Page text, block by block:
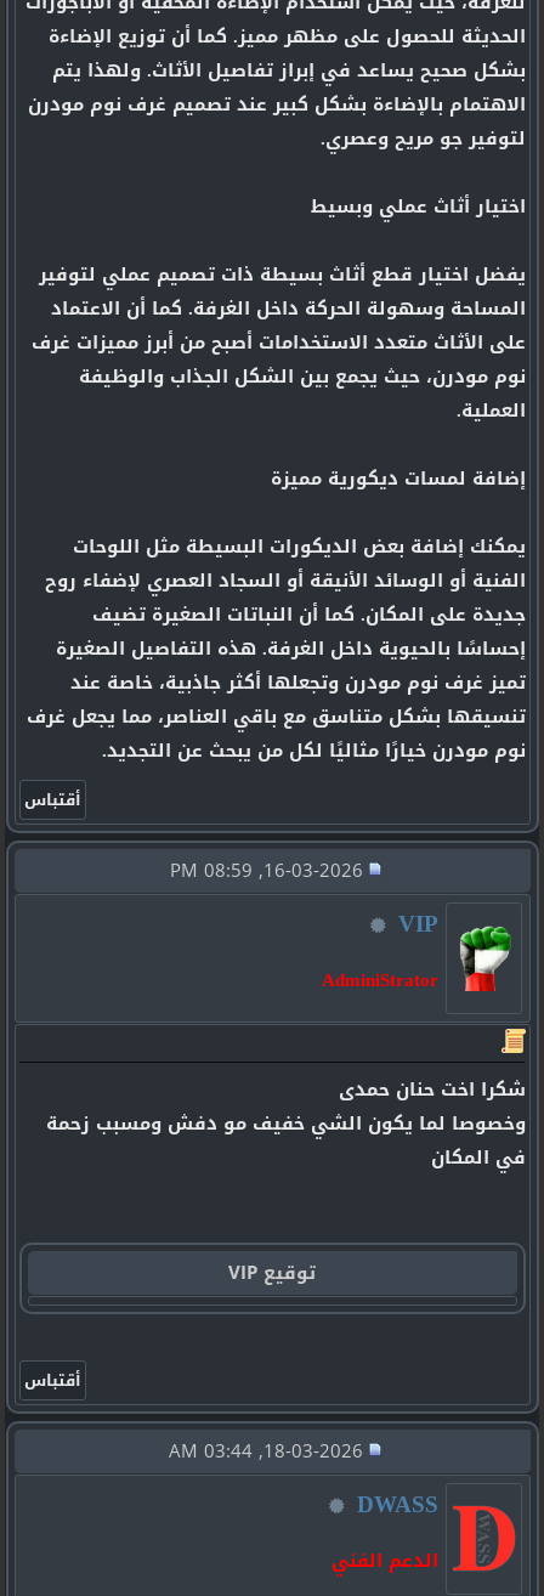
الحديثة للحصول على مظهر مميز. كما أن توزيع الإضاءة
بشكل صحيح يساعد في إبراز تفاصيل الأثاث. ولهذا يتم
الاهتمام بالإضاءة بشكل كبير عند تصميم غرف نوم مودرن
لتوفير جو مريح وعصري.
اختيار أثاث عملي وبسيط
يفضل اختيار قطع أثاث بسيطة ذات تصميم عملي لتوفير
المساحة وسهولة الحركة داخل الغرفة. كما أن الاعتماد
على الأثاث متعدد الاستخدامات أصبح من أبرز مميزات غرف
نوم مودرن، حيث يجمع بين الشكل الجذاب والوظيفة
العملية.
إضافة لمسات ديكورية مميزة
يمكنك إضافة بعض الديكورات البسيطة مثل اللوحات
الفنية أو الوسائد الأنيقة أو السجاد العصري لإضفاء روح
جديدة على المكان. كما أن النباتات الصغيرة تضيف
إحساسًا بالحيوية داخل الغرفة. هذه التفاصيل الصغيرة
تميز غرف نوم مودرن وتجعلها أكثر جاذبية، خاصة عند
تنسيقها بشكل متناسق مع باقي العناصر، مما يجعل غرف
نوم مودرن خيارًا مثاليًا لكل من يبحث عن التجديد.
VIP
AdminiStrator
شكرا اخت حنان حمدى
وخصوصا لما يكون الشي خفيف مو دفش ومسبب زحمة
في المكان
توقيع VIP
DWASS
الدعم الفني